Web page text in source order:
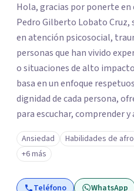
Hola, gracias por ponerte
Pedro Gilberto Lobato
en atención psicosocial,
personas que han vivido
o situaciones de alto impacto
basa en un enfoque
dignidad de cada persona,
para escuchar, comprender
emocionales a tu propio
importancia de construir
fortalezcan el bienestar, la
vida. Será un gusto acompañarte en este proceso. Quedo
Ansiedad Habilidades de
+6 más
Teléfono WhatsApp